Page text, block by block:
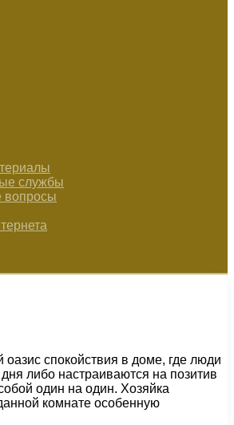
службы
вопросы
спокойствия в доме, где люди
либо настраиваются на позитив
один на один. Хозяйка
комнате особенную